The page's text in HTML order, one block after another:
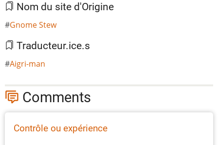
Nom du site d'Origine
Gnome Stew
Traducteur.ice.s
Aigri-man
Comments
Contrôle ou expérience